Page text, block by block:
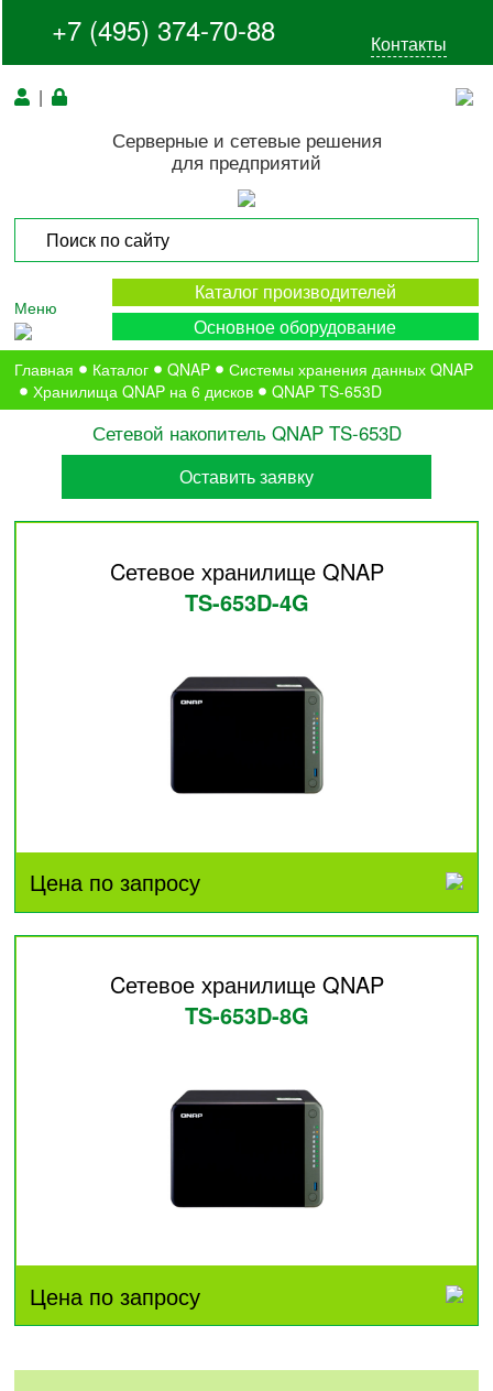
+7 (495) 374-70-88 Контакты
|
Серверные и сетевые решения
для предприятий
Меню
Каталог производителей
Основное оборудование
Главная Каталог QNAP
Системы хранения данных QNAP
Хранилища QNAP на 6 дисков
QNAP TS-653D
Сетевой накопитель QNAP TS-653D
Оставить заявку
Cетевое хранилище QNAP
TS-653D-4G
Цена по запросу
Cетевое хранилище QNAP
TS-653D-8G
Цена по запросу